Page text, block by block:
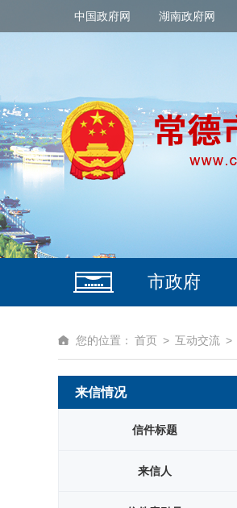
中国政府网 湖南政府网
网站首页
市政府
您的位置： 首页 > 互动交流 >
来信情况
信件标题
来信人